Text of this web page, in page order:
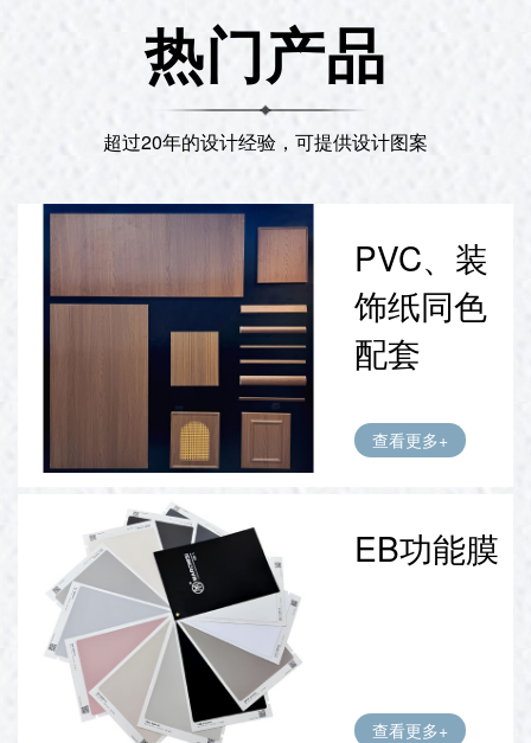
热门产品
超过20年的设计经验，可提供设计图案
PVC、装
饰纸同色
配套
查看更多+
EB功能膜
查看更多+